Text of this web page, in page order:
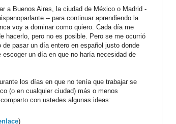
a Buenos Aires, la ciudad de México o Madrid -
-- para continuar aprendiendo la
voy a dominar como quiero. Cada día me
hacerlo, pero no es posible. Pero se me ocurrió
pasar un día entero en español justo donde
un día en que no haría necesidad de
los días en que no tenía que trabajar se
(o en cualquier ciudad) más o menos
con ustedes algunas ideas:
)